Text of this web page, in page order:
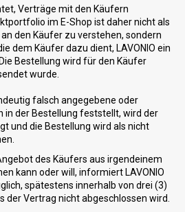
Verträge mit den Käufern
im E-Shop ist daher nicht als
den Käufer zu verstehen, sondern
dem Käufer dazu dient, LAVONIO ein
Bestellung wird für den Käufer
wurde.
falsch angegebene oder
in der Bestellung feststellt, wird der
und die Bestellung wird als nicht
des Käufers aus irgendeinem
kann oder will, informiert LAVONIO
spätestens innerhalb von drei (3)
der Vertrag nicht abgeschlossen wird.